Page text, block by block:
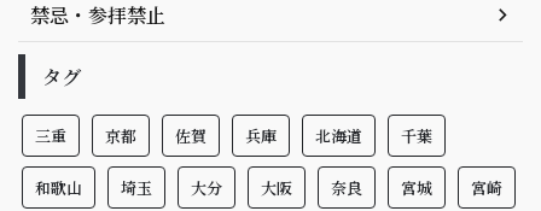
禁忌・参拝禁止
タグ
三重 京都 佐賀 兵庫 北海道 千葉
和歌山 埼玉 大分 大阪 奈良 宮城 宮崎